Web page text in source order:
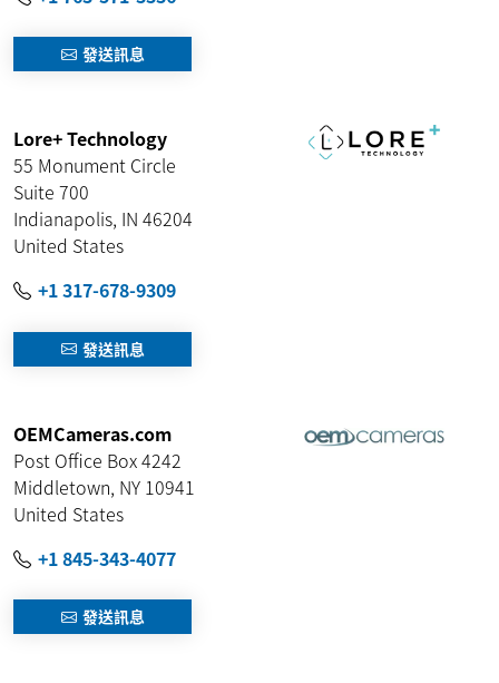
發送訊息
Lore+ Technology
55 Monument Circle
Suite 700
Indianapolis, IN 46204
United States
+1 317-678-9309
發送訊息
OEMCameras.com
Post Office Box 4242
Middletown, NY 10941
United States
+1 845-343-4077
發送訊息